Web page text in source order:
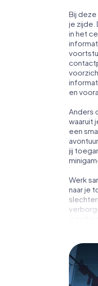
Bij
je zijde.
in het
en
Anders
waaruit
een
jij
Werk
naar je
jezelf